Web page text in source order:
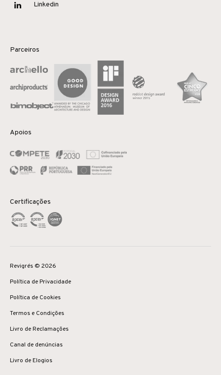
Linkedin
Parceiros
Apoios
Certificações
Revigrés © 2026
Política de Privacidade
Política de Cookies
Termos e Condições
Livro de Reclamações
Canal de denúncias
Livro de Elogios